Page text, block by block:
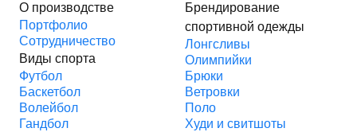
О производстве
Портфолио
Сотрудничество
Виды спорта
Футбол
Баскетбол
Волейбол
Гандбол
Брендирование
спортивной одежды
Лонгсливы
Олимпийки
Брюки
Ветровки
Поло
Худи и свитшоты